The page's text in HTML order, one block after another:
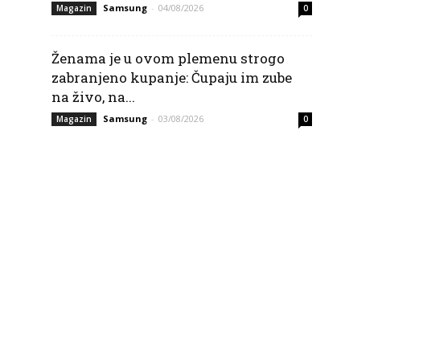
Magazin Samsung - 04/08/2026 0
Ženama je u ovom plemenu strogo
zabranjeno kupanje: Čupaju im zube
na živo, na...
Magazin Samsung - 03/08/2026 0